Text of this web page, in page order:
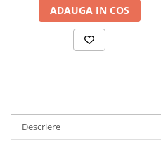
ADAUGA IN COS
Descriere